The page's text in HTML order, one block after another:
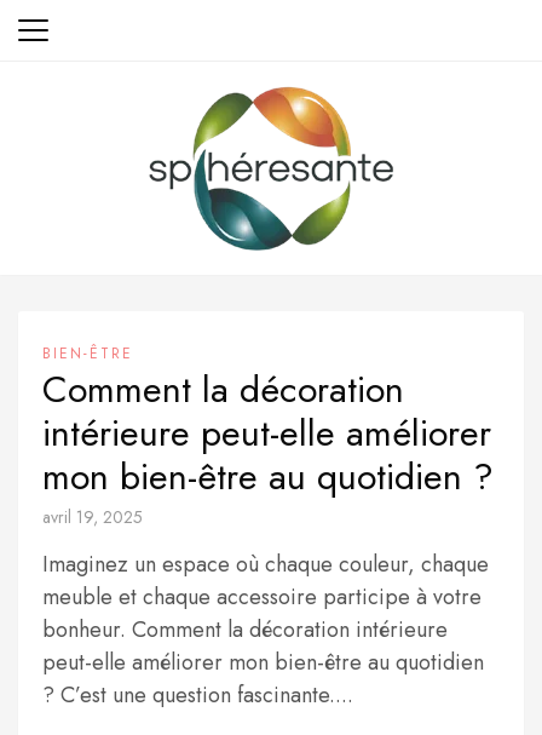
Aller
au
BIEN-ÊTRE
Comment la décoration
intérieure peut-elle améliorer
mon bien-être au quotidien ?
avril 19, 2025
Imaginez un espace où chaque couleur, chaque
meuble et chaque accessoire participe à votre
bonheur. Comment la décoration intérieure
peut-elle améliorer mon bien-être au quotidien
? C’est une question fascinante....